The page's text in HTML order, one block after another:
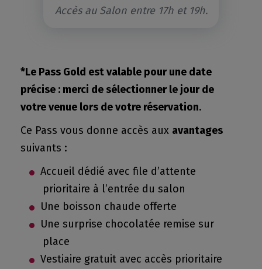
Accès au Salon entre 17h et 19h.
*Le Pass Gold est valable pour une date
précise : merci de sélectionner le jour de
votre venue lors de votre réservation.
Ce Pass vous donne accès aux avantages
suivants :
Accueil dédié avec file d’attente
prioritaire à l’entrée du salon
Une boisson chaude offerte
Une surprise chocolatée remise sur
place
Vestiaire gratuit avec accès prioritaire